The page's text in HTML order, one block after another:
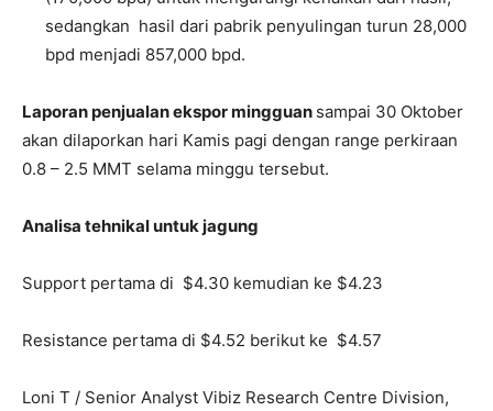
sedangkan hasil dari pabrik penyulingan turun 28,000
bpd menjadi 857,000 bpd.
Laporan penjualan ekspor mingguan sampai 30 Oktober
akan dilaporkan hari Kamis pagi dengan range perkiraan
0.8 – 2.5 MMT selama minggu tersebut.
Analisa tehnikal untuk jagung
Support pertama di $4.30 kemudian ke $4.23
Resistance pertama di $4.52 berikut ke $4.57
Loni T / Senior Analyst Vibiz Research Centre Division,